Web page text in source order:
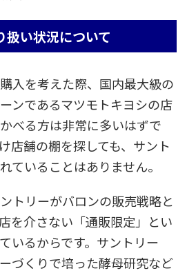
扱い状況について
入を考えた際、国内最大級の
ンであるマツモトキヨシの店
べる方は非常に多いはずで
店舗の棚を探しても、サント
ていることはありません。
トリーがバロンの販売戦略と
を介さない「通販限定」とい
いるからです。サントリー
づくりで培った酵母研究など